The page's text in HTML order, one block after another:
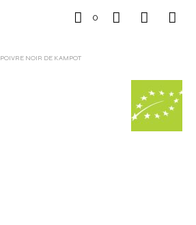
0
POIVRE NOIR DE KAMPOT